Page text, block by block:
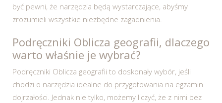
być pewni, że narzędzia będą wystarczające, abyśmy
zrozumieli wszystkie niezbędne zagadnienia.
Podręczniki Oblicza geografii, dlaczego
warto właśnie je wybrać?
Podręczniki Oblicza geografii to doskonały wybór, jeśli
chodzi o narzędzia idealne do przygotowania na egzamin
dojrzałości. Jednak nie tylko, możemy liczyć, że z nimi bez